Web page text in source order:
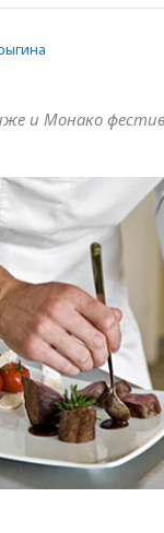
и Монако